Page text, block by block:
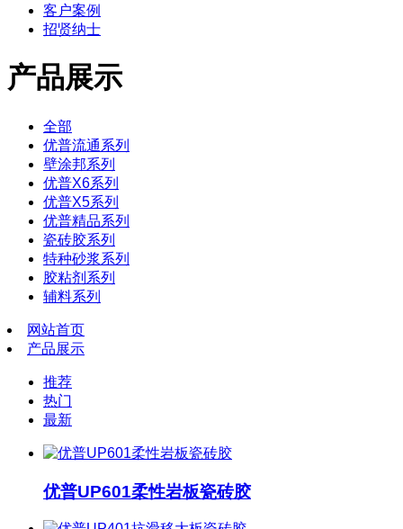
客户案例
招贤纳士
产品展示
全部
优普流通系列
壁涂邦系列
优普X6系列
优普X5系列
优普精品系列
瓷砖胶系列
特种砂浆系列
胶粘剂系列
辅料系列
网站首页
产品展示
推荐
热门
最新
优普UP601柔性岩板瓷砖胶